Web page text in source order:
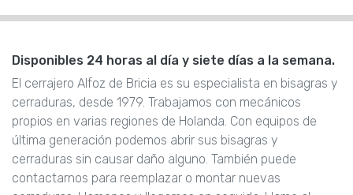
Disponibles 24 horas al día y siete días a la semana.
El cerrajero Alfoz de Bricia es su especialista en bisagras y
cerraduras, desde 1979. Trabajamos con mecánicos
propios en varias regiones de Holanda. Con equipos de
última generación podemos abrir sus bisagras y
cerraduras sin causar daño alguno. También puede
contactarnos para reemplazar o montar nuevas